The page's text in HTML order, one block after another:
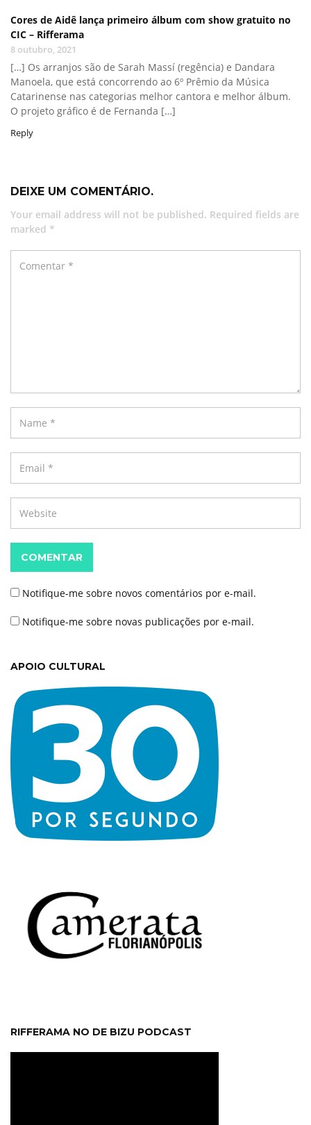
Cores de Aidê lança primeiro álbum com show gratuito no
CIC – Rifferama
8 outubro, 2021
[…] Os arranjos são de Sarah Massí (regência) e Dandara
Manoela, que está concorrendo ao 6º Prêmio da Música
Catarinense nas categorias melhor cantora e melhor álbum.
O projeto gráfico é de Fernanda […]
Reply
DEIXE UM COMENTÁRIO.
Your email address will not be published. Required fields are
marked *
COMENTAR
Notifique-me sobre novos comentários por e-mail.
Notifique-me sobre novas publicações por e-mail.
APOIO CULTURAL
RIFFERAMA NO DE BIZU PODCAST